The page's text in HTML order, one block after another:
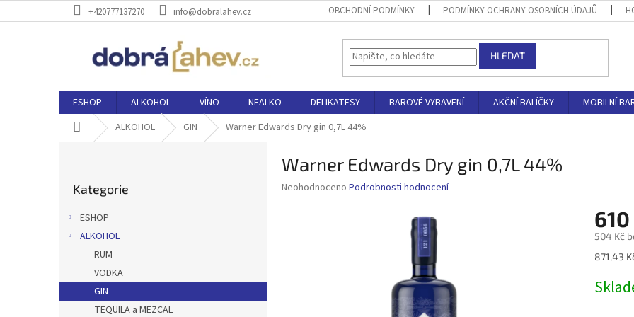
na
+420777137270 info@dobralahev.cz OBCHODNÍ PODMÍNKY PODMÍNKY OCHRANY OSOBNÍCH ÚDAJŮ
HLEDAT
ESHOP ALKOHOL VÍNO NEALKO DELIKATESY BAROVÉ VYBAVENÍ AKČNÍ BALÍČKY MOBILNÍ
Domů ALKOHOL GIN Warner Edwards Dry gin 0,7L 44%
a
kategorie
Kategorie
ESHOP
ALKOHOL
RUM
VODKA
GIN
TEQUILA a MEZCAL
Warner Edwards Dry gin 0,7L 44%
Průměrné
Neohodnoceno Podrobnosti hodnocení
610
504 Kč
Měrná
871,43